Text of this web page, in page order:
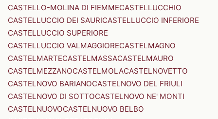
CASTELLO-MOLINA DI FIEMMECASTELLUCCHIO
CASTELLUCCIO DEI SAURICASTELLUCCIO INFERIORE
CASTELLUCCIO SUPERIORE
CASTELLUCCIO VALMAGGIORECASTELMAGNO
CASTELMARTECASTELMASSACASTELMAURO
CASTELMEZZANOCASTELMOLACASTELNOVETTO
CASTELNOVO BARIANOCASTELNOVO DEL FRIULI
CASTELNOVO DI SOTTOCASTELNOVO NE' MONTI
CASTELNUOVOCASTELNUOVO BELBO